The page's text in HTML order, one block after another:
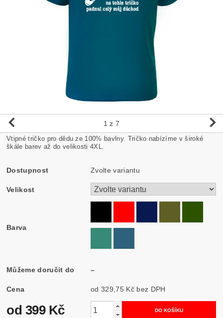
1 z 7
Vtipné tričko pro dědu ze 100% bavlny. Tričko nabízíme v široké
škále barev až do velikosti 4XL.
Dostupnost Zvolte variantu
Velikost
Barva
Můžeme doručit do –
Cena od 329,75 Kč bez DPH
od 399 Kč